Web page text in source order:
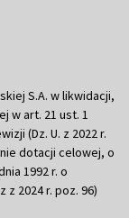
S.A. w likwidacji,
w art. 21 ust. 1
(Dz. U. z 2022 r.
dotacji celowej, o
1992 r. o
z 2024 r. poz. 96)